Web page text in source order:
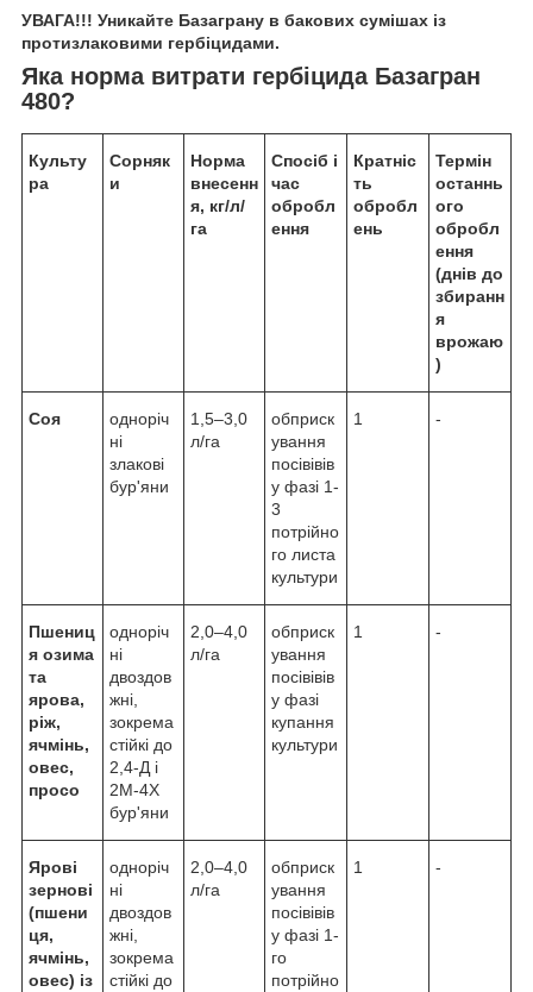
УВАГА!!! Уникайте Базаграну в бакових сумішах із
протизлаковими гербіцидами.
Яка норма витрати гербіцида Базагран
480?
Культу
ра
Сорняк
и
Норма
внесенн
я, кг/л/
га
Спосіб і
час
обробл
ення
Кратніс
ть
обробл
ень
Термін
останнь
ого
обробл
ення
(днів до
збиранн
я
врожаю
)
Соя
одноріч
ні
злакові
бур'яни
1,5–3,0
л/га
обприск
ування
посівівів
у фазі 1-
3
потрійно
го листа
культури
1 -
Пшениц
я озима
та
ярова,
ріж,
ячмінь,
овес,
просо
одноріч
ні
двоздов
жні,
зокрема
стійкі до
2,4-Д і
2М-4Х
бур'яни
2,0–4,0
л/га
обприск
ування
посівівів
у фазі
купання
культури
1 -
Ярові
зернові
(пшени
ця,
ячмінь,
овес) із
одноріч
ні
двоздов
жні,
зокрема
стійкі до
2,0–4,0
л/га
обприск
ування
посівівів
у фазі 1-
го
потрійно
1 -